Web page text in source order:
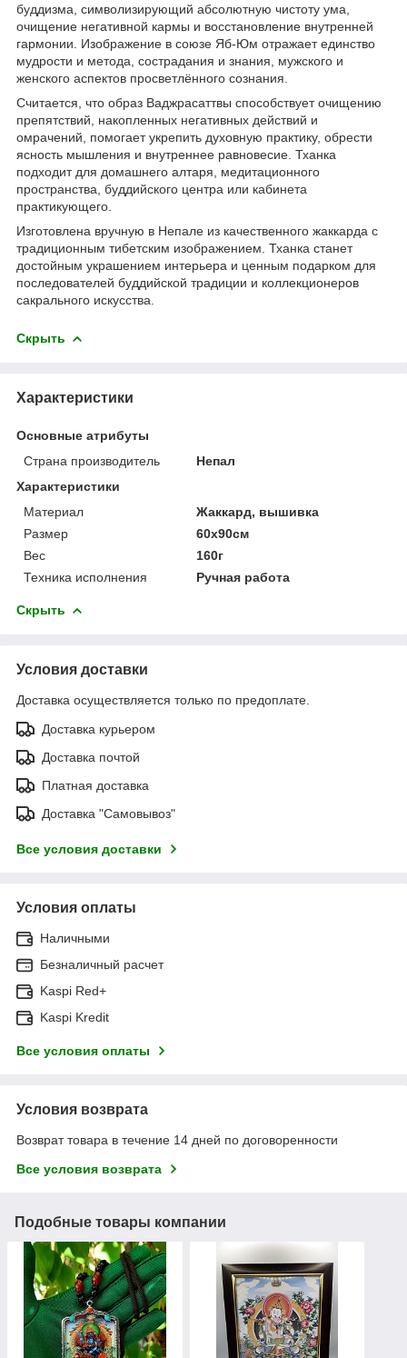
буддизма, символизирующий абсолютную чистоту ума,
очищение негативной кармы и восстановление внутренней
гармонии. Изображение в союзе Яб-Юм отражает единство
мудрости и метода, сострадания и знания, мужского и
женского аспектов просветлённого сознания.
Считается, что образ Ваджрасаттвы способствует очищению
препятствий, накопленных негативных действий и
омрачений, помогает укрепить духовную практику, обрести
ясность мышления и внутреннее равновесие. Тханка
подходит для домашнего алтаря, медитационного
пространства, буддийского центра или кабинета
практикующего.
Изготовлена вручную в Непале из качественного жаккарда с
традиционным тибетским изображением. Тханка станет
достойным украшением интерьера и ценным подарком для
последователей буддийской традиции и коллекционеров
сакрального искусства.
Скрыть
Характеристики
Основные атрибуты
Страна производитель
Непал
Характеристики
Материал
Жаккард, вышивка
Размер
60х90см
Вес
160г
Техника исполнения
Ручная работа
Скрыть
Условия доставки
Доставка осуществляется только по предоплате.
Доставка курьером
Доставка почтой
Платная доставка
Доставка "Самовывоз"
Все условия доставки
Условия оплаты
Наличными
Безналичный расчет
Kaspi Red+
Kaspi Kredit
Все условия оплаты
Условия возврата
Возврат товара в течение 14 дней по договоренности
Все условия возврата
Подобные товары компании